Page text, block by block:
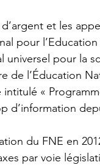
et les
pour l’Education
pour la
de l’Éducation
«
d’information
du FNE en
par voie